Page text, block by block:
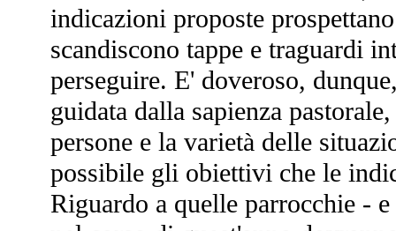
indicazioni proposte
scandiscono tappe e traguardi
perseguire. E' doveroso,
guidata dalla sapienza
persone e la varietà delle
possibile gli obiettivi che le
Riguardo a quelle parrocchie -